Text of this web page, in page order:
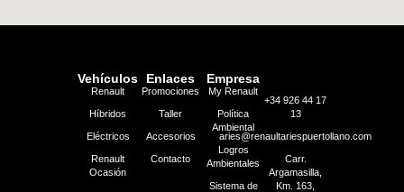
Vehículos
Renault
Híbridos
Eléctricos
Renault
Ocasión
Enlaces
Promociones
Taller
Accesorios
Contacto
Empresa
My Renault
Política
Ambiental
Logros
Ambientales
Sistema de
+34 926 44 17
13
aries@renaultariespuertollano.com
Carr.
Argamasilla,
Km. 163,